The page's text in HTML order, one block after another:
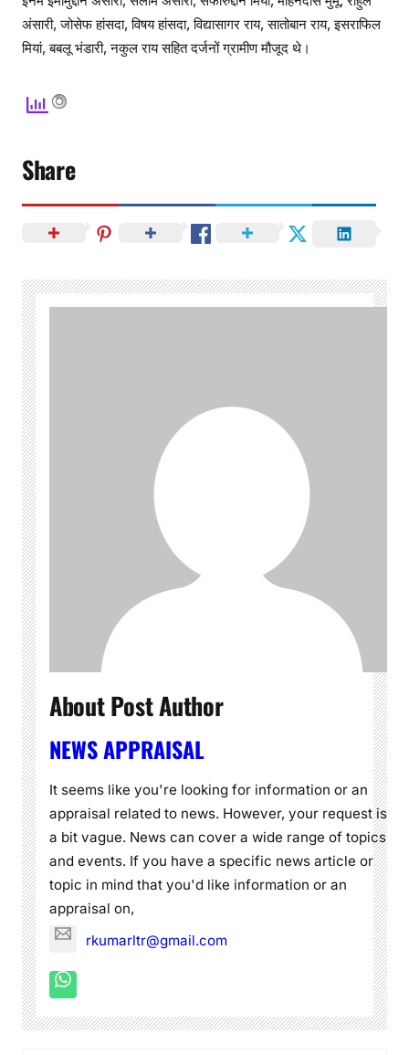
अंसारी, जोसेफ हांसदा, विषय हांसदा, विद्यासागर राय, सातोबान राय, इसराफिल
मियां, बबलू भंडारी, नकुल राय सहित दर्जनों ग्रामीण मौजूद थे।
Share
About Post Author
NEWS APPRAISAL
It seems like you're looking for information or an
appraisal related to news. However, your request is
a bit vague. News can cover a wide range of topics
and events. If you have a specific news article or
topic in mind that you'd like information or an
appraisal on,
rkumarltr@gmail.com